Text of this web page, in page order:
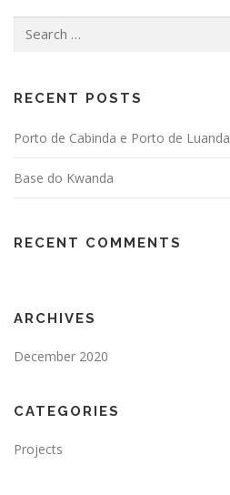
for:
RECENT POSTS
Porto de Cabinda e Porto de Luanda
Base do Kwanda
RECENT COMMENTS
ARCHIVES
December 2020
CATEGORIES
Projects